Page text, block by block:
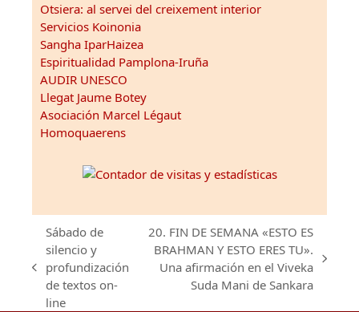
Otsiera: al servei del creixement interior
Servicios Koinonia
Sangha IparHaizea
Espiritualidad Pamplona-Iruña
AUDIR UNESCO
Llegat Jaume Botey
Asociación Marcel Légaut
Homoquaerens
previous
post:
Sábado de
silencio y
profundización
de textos on-
line
next
20. FIN DE SEMANA «ESTO ES
BRAHMAN Y ESTO ERES TU».
Una afirmación en el Viveka
Suda Mani de Sankara